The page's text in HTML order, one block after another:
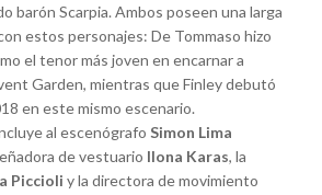
barón Scarpia. Ambos poseen una larga
estos personajes: De Tommaso hizo
el tenor más joven en encarnar a
Garden, mientras que Finley debutó
en este mismo escenario.
al escenógrafo Simon Lima
de vestuario Ilona Karas, la
Piccioli y la directora de movimiento